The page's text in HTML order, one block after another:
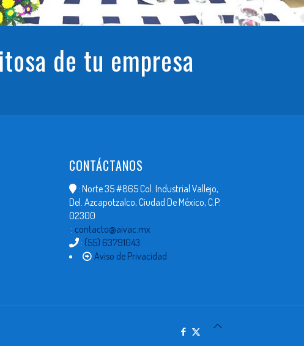
de tu empresa
CONTÁCTANOS
: Norte 35 #865 Col. Industrial Vallejo,
Del. Azcapotzalco, Ciudad De México, C.P.
02300
: contacto@aivac.mx
: (55) 63791043
Aviso de Privacidad